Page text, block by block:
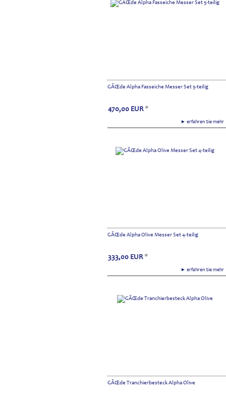
GÃŒde Alpha Fasseiche Messer Set 5-teilig
► erfahren Sie
470,00 EUR *
GÃŒde Alpha Olive Messer Set 4-teilig
► erfahren Sie
333,00 EUR *
GÃŒde Tranchierbesteck Alpha Olive